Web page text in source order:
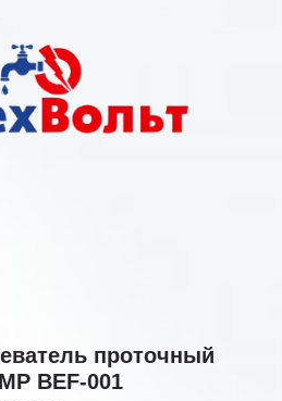
проточный
BEF-001